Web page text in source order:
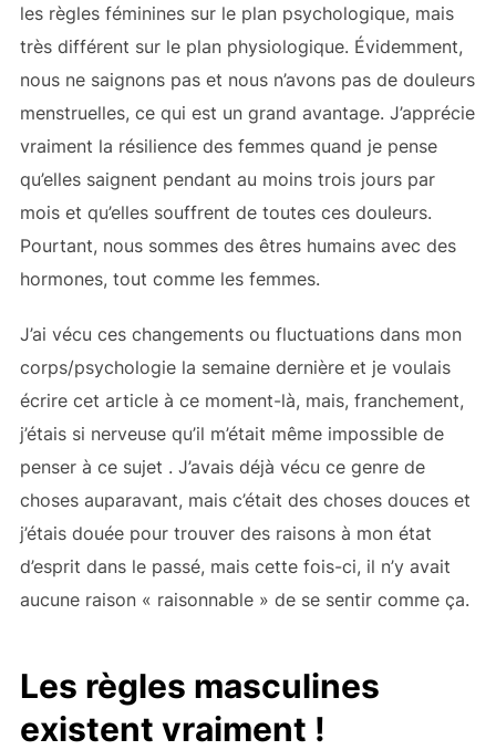
les règles féminines sur le plan psychologique, mais
très différent sur le plan physiologique. Évidemment,
nous ne saignons pas et nous n’avons pas de douleurs
menstruelles, ce qui est un grand avantage. J’apprécie
vraiment la résilience des femmes quand je pense
qu’elles saignent pendant au moins trois jours par
mois et qu’elles souffrent de toutes ces douleurs.
Pourtant, nous sommes des êtres humains avec des
hormones, tout comme les femmes.
J’ai vécu ces changements ou fluctuations dans mon
corps/psychologie la semaine dernière et je voulais
écrire cet article à ce moment-là, mais, franchement,
j’étais si nerveuse qu’il m’était même impossible de
penser à ce sujet . J’avais déjà vécu ce genre de
choses auparavant, mais c’était des choses douces et
j’étais douée pour trouver des raisons à mon état
d’esprit dans le passé, mais cette fois-ci, il n’y avait
aucune raison « raisonnable » de se sentir comme ça.
Les règles masculines
existent vraiment !